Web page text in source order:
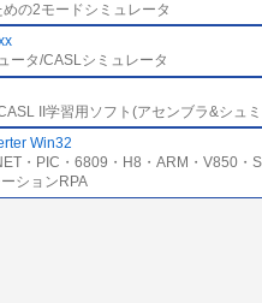
の2モードシミュレータ
ータ/CASLシミュレータ
II学習用ソフト(アセンブラ&シュ
Win32
・PIC・6809・H8・ARM・V850・
ションRPA